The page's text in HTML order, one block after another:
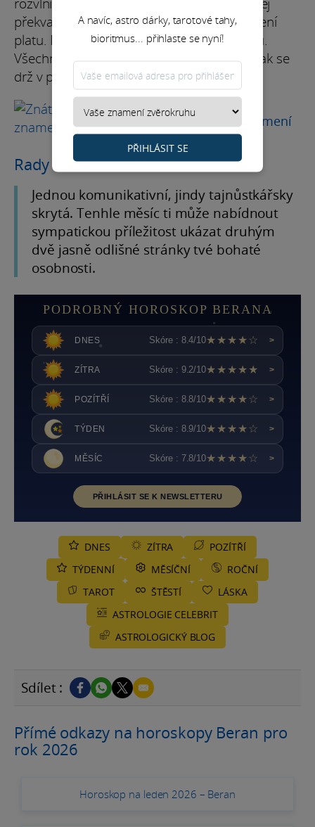
rozvlní oblast financí spojenou s prací. Čekej
překvapení. Možná ti někdo naznačí navýšení
platu. Nebo se ti naskytne šance na změnu.
Všechno je možné. Dobře i méně dobře. Tak se
drž v pohotovosti.
ASTROLOGIE
Znáte své čínské znamení
zvěrokruhu?
Rady na měsíc
Jednou komunikativní, jindy tajnůstkářsky
skrytá. Tenhle měsíc ti může nabídnout
sympatickou příležitost ukázat druhým
dvě jasně odlišné stránky tvé bohaté
osobnosti.
PODROBNÝ HOROSKOP BERANA
DNES Skóre : 8.4/10★★★★☆ >
ZÍTRA Skóre : 9.2/10★★★★★ >
POZÍTŘÍ Skóre : 8.8/10★★★★☆ >
TÝDEN Skóre : 8.9/10★★★★☆ >
MĚSÍC Skóre : 7.8/10★★★★☆ >
PŘIHLÁSIT SE K NEWSLETTERU
DNES ZÍTRA
POZÍTŘÍ
TÝDENNÍ
MĚSÍČNÍ
ROČNÍ
TAROT
ŠTĚSTÍ
LÁSKA
ASTROLOGIE CELEBRIT
ASTROLOGICKÝ BLOG
Sdílet :
Přímé odkazy na horoskopy Beran pro
rok 2026
Horoskop na leden 2026 – Beran
A navíc, astro dárky, tarotové tahy,
bioritmus... přihlaste se nyní!
PŘIHLÁSIT SE